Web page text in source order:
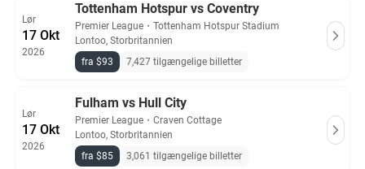
Lør
17 Okt
2026
Tottenham Hotspur vs Coventry
Premier League ・ Tottenham Hotspur Stadium
Lontoo, Storbritannien
fra $93
7,427 tilgængelige billetter
Lør
17 Okt
2026
Fulham vs Hull City
Premier League ・ Craven Cottage
Lontoo, Storbritannien
fra $85
3,061 tilgængelige billetter